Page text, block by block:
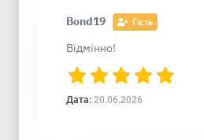
Bond19 Гість
Відмінно!
Дата: 20.06.2026